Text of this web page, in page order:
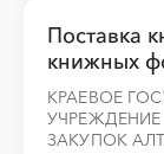
Поставка
книжных
КРАЕВОЕ
ЗАКУПОК